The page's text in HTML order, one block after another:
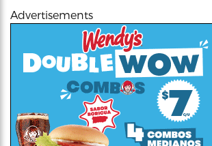
Advertisements